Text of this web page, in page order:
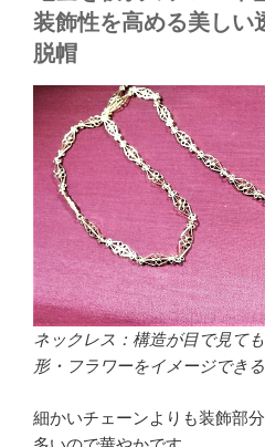
装飾性を高める美しい
脱帽
ネックレス：構造が目で見て
形・フラワーをイメージでき
細かいチェーンよりも装飾部